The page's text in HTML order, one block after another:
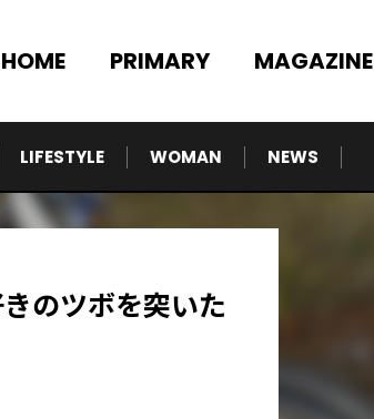
HOME PRIMARY MAGAZINE
LIFESTYLE WOMAN NEWS
のツボを突いた